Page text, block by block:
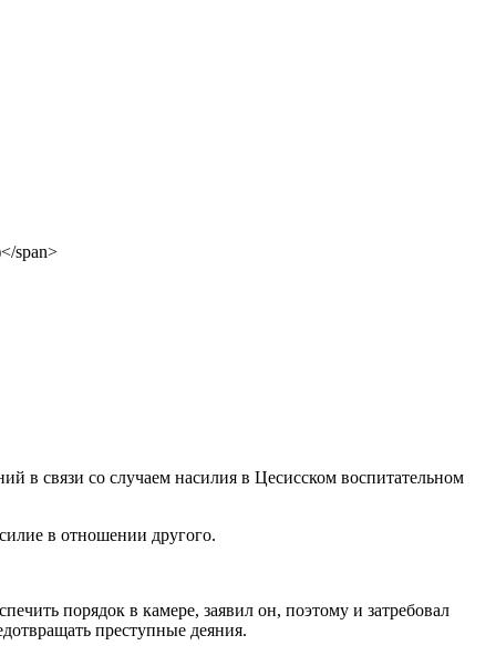
в связи со случаем насилия в Цесисском воспитательном
в отношении другого.
порядок в камере, заявил он, поэтому и затребовал
преступные деяния.